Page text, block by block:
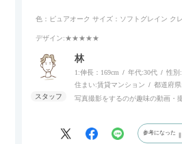
す。
色：ピュアオーク サイズ：ソフトグレイン ク
デザイン:★★★★★
林
1:伸長：169cm 年代:30代 性別:
住まい:賃貸マンション 都道府
写真撮影をするのが趣味の動画・
参考になった